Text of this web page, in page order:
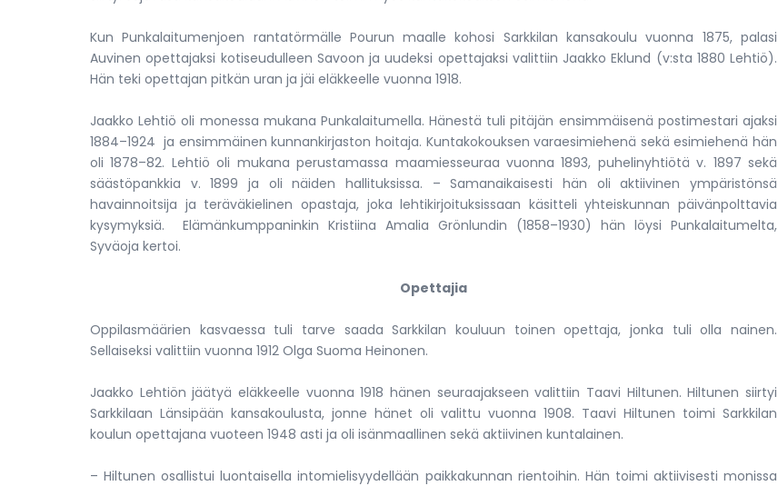
Kun Punkalaitumenjoen rantatörmälle Pourun maalle kohosi Sarkkilan kansakoulu vuonna 1875, palasi
Auvinen opettajaksi kotiseudulleen Savoon ja uudeksi opettajaksi valittiin Jaakko Eklund (v:sta 1880 Lehtiö).
Hän teki opettajan pitkän uran ja jäi eläkkeelle vuonna 1918.
Jaakko Lehtiö oli monessa mukana Punkalaitumella. Hänestä tuli pitäjän ensimmäisenä postimestari ajaksi
1884–1924 ja ensimmäinen kunnankirjaston hoitaja. Kuntakokouksen varaesimiehenä sekä esimiehenä hän
oli 1878–82. Lehtiö oli mukana perustamassa maamiesseuraa vuonna 1893, puhelinyhtiötä v. 1897 sekä
säästöpankkia v. 1899 ja oli näiden hallituksissa. – Samanaikaisesti hän oli aktiivinen ympäristönsä
havainnoitsija ja teräväkielinen opastaja, joka lehtikirjoituksissaan käsitteli yhteiskunnan päivänpolttavia
kysymyksiä. Elämänkumppaninkin Kristiina Amalia Grönlundin (1858–1930) hän löysi Punkalaitumelta,
Syväoja kertoi.
Opettajia
Oppilasmäärien kasvaessa tuli tarve saada Sarkkilan kouluun toinen opettaja, jonka tuli olla nainen.
Sellaiseksi valittiin vuonna 1912 Olga Suoma Heinonen.
Jaakko Lehtiön jäätyä eläkkeelle vuonna 1918 hänen seuraajakseen valittiin Taavi Hiltunen. Hiltunen siirtyi
Sarkkilaan Länsipään kansakoulusta, jonne hänet oli valittu vuonna 1908. Taavi Hiltunen toimi Sarkkilan
koulun opettajana vuoteen 1948 asti ja oli isänmaallinen sekä aktiivinen kuntalainen.
– Hiltunen osallistui luontaisella intomielisyydellään paikkakunnan rientoihin. Hän toimi aktiivisesti monissa